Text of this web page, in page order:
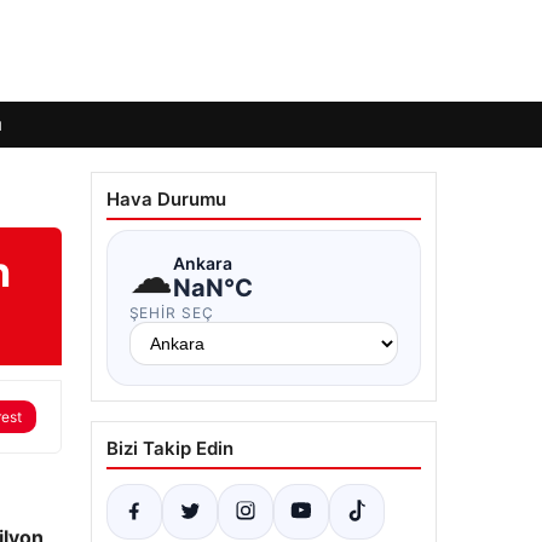
Hava Durumu
☁Ankara
NaN°C
ŞEHIR SEÇ
Bizi Takip Edin